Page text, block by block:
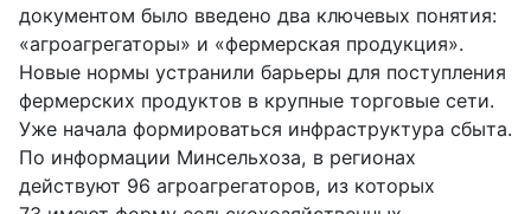
документом было введено два ключевых понятия:
«агроагрегаторы» и «фермерская продукция».
Новые нормы устранили барьеры для поступления
фермерских продуктов в крупные торговые сети.
Уже начала формироваться инфраструктура сбыта.
По информации Минсельхоза, в регионах
действуют 96 агроагрегаторов, из которых